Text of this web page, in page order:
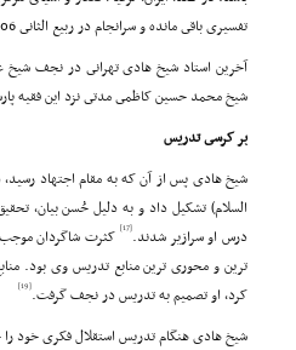
تفسیرى باقى مانده و سرانجام در ربیع الثانى 1306 در نجف درگذشت.
آخرین استاد شیخ هادى تهرانى در نجف شیخ على
شیخ محمد حسین کاظمى مدتى نزد این فقیه
بر کرسى تدریس
شیخ هادى پس از آن که به مقام اجتهاد
السلام) تشکیل داد و به دلیل حُسن بیان،
درس او سرازیر شدند.[17] کثرت شاگردان
کرد، او تصمیم به تدریس در نجف گرفت.[19]
شیخ هادى هنگام تدریس استقلال فکرى خود را